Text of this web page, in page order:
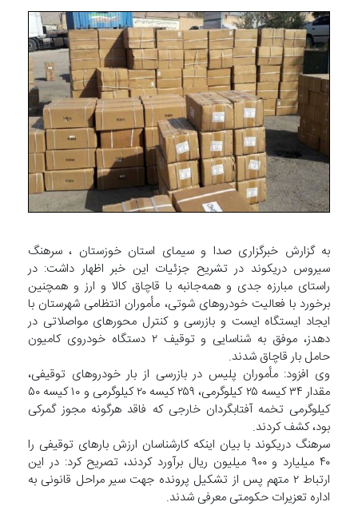
به گزارش خبرگزاری صدا و سیمای استان خوزستان ، سرهنگ
سیروس دریکوند در تشریح جزئیات این خبر اظهار داشت: در
راستای مبارزه جدی و همه‌جانبه با قاچاق کالا و ارز و همچنین
برخورد با فعالیت خودروهای شوتی، مأموران انتظامی شهرستان با
ایجاد ایستگاه ایست و بازرسی و کنترل محورهای مواصلاتی در
دهدز، موفق به شناسایی و توقیف ۲ دستگاه خودروی کامیون
حامل بار قاچاق شدند.
وی افزود: مأموران پلیس در بازرسی از بار خودروهای توقیفی،
مقدار ۳۴ کیسه ۲۵ کیلوگرمی، ۲۵۹ کیسه ۲۰ کیلوگرمی و ۱۰ کیسه ۵۰
کیلوگرمی تخمه آفتابگردان خارجی که فاقد هرگونه مجوز گمرکی
بود، کشف کردند.
سرهنگ دریکوند با بیان اینکه کارشناسان ارزش بارهای توقیفی را
۴۰ میلیارد و ۹۰۰ میلیون ریال برآورد کردند، تصریح کرد: در این
ارتباط ۲ متهم پس از تشکیل پرونده جهت سیر مراحل قانونی به
اداره تعزیرات حکومتی معرفی شدند.